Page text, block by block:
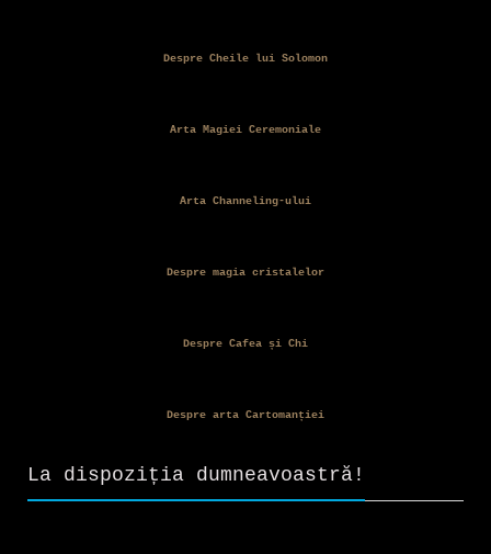
Despre Cheile lui Solomon
Arta Magiei Ceremoniale
Arta Channeling-ului
Despre magia cristalelor
Despre Cafea și Chi
Despre arta Cartomanției
La dispoziția dumneavoastră!